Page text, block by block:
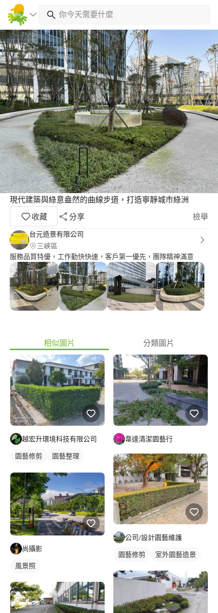
現代建築與綠意盎然的曲線步道，打造寧靜城市綠洲
收藏
分享 檢舉
台元造景有限公司
三峽區
服務品質特優，工作勤快快速，客戶第一優先，團隊精神滿意
相似圖片 分類圖片
越宏升環境科技有限公司
園藝修剪
園藝整理
尚攝影
風景照
韋達清潔園藝行
公司/設計園藝維護
園藝修剪 室外園藝造景